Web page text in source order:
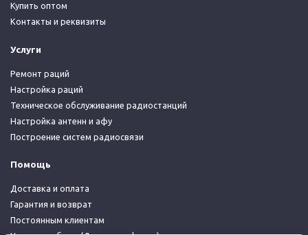
Купить оптом
Контакты и реквизиты
Услуги
Ремонт раций
Настройка раций
Техническое обслуживание радиостанций
Настройка антенн и афу
Построение систем радиосвязи
Помощь
Доставка и оплата
Гарантия и возврат
Постоянным клиентам